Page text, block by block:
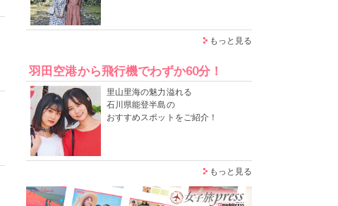
もっと見る
羽田空港から飛行機でわずか60分！
里山里海の魅力溢れる
石川県能登半島の
おすすめスポットをご紹介！
もっと見る